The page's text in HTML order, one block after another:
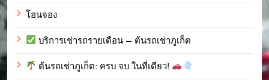
โอนจอง
บริการเช่ารถรายเดือน – ต้นรถเช่าภูเก็ต
ต้นรถเช่าภูเก็ต: ครบ จบ ในที่เดียว!